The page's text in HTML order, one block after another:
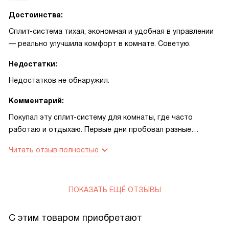
Достоинства:
Сплит-система тихая, экономная и удобная в управлении
— реально улучшила комфорт в комнате. Советую.
Недостатки:
Недостатков не обнаружил.
Комментарий:
Покупал эту сплит-систему для комнаты, где часто
работаю и отдыхаю. Первые дни пробовал разные
воздух стал свежим и комфортным, и это заметили гости.
вентилятор работает мягко, подсветка дисплея не
Читать отзыв полностью
ПОКАЗАТЬ ЕЩЁ ОТЗЫВЫ
С этим товаром приобретают